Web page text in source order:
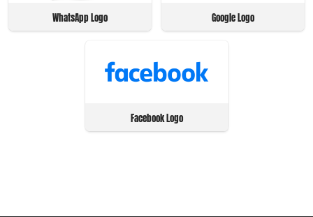
WhatsApp Logo Google Logo
Facebook Logo